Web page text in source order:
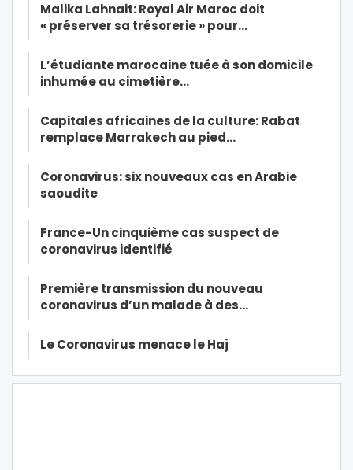
Malika Lahnait: Royal Air Maroc doit
« préserver sa trésorerie » pour…
L’étudiante marocaine tuée à son domicile
inhumée au cimetière…
Capitales africaines de la culture: Rabat
remplace Marrakech au pied…
Coronavirus: six nouveaux cas en Arabie
saoudite
France-Un cinquième cas suspect de
coronavirus identifié
Première transmission du nouveau
coronavirus d’un malade à des…
Le Coronavirus menace le Haj